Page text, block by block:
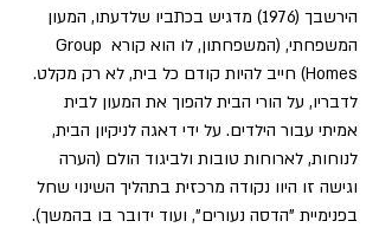
הירשבך (1976) מדגיש בכתביו שלדעתו, המעון
המשפחתי, (המשפחתון, לו הוא קורא Group
Homes) חייב להיות קודם כל בית, לא רק מקלט.
לדבריו, על הורי הבית להפוך את המעון לבית
אמיתי עבור הילדים. על ידי דאגה לניקיון הבית,
לנוחות, לארוחות טובות ולביגוד הולם (הערה
וגישה זו היוו נקודה מרכזית בתהליך השינוי שחל
בפנימיית "הדסה נעורים", ועוד ידובר בו בהמשך).